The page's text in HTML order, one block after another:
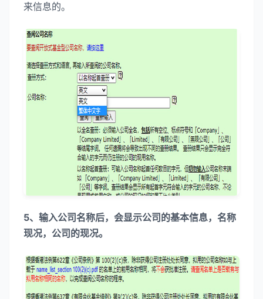
来信息的。
5、输入公司名称后，会显示公司的基本信息，名称
现况，公司的现况。